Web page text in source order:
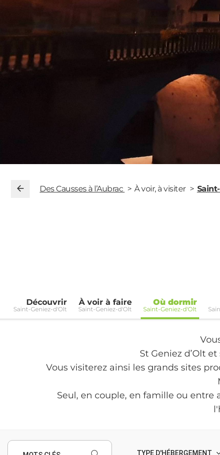
Des Causses à l’Aubrac À voir, à visiter
Découvrir
Saint-Geniez-d'Olt
À voir à faire
Saint-Geniez-d'Olt
Où dormir
Saint-Geniez-d'Olt
St Geniez d’Olt
Vous visiterez ainsi les grands sites
Seul, en couple, en famille ou entre
TYPE D'HÉBERGEMENT